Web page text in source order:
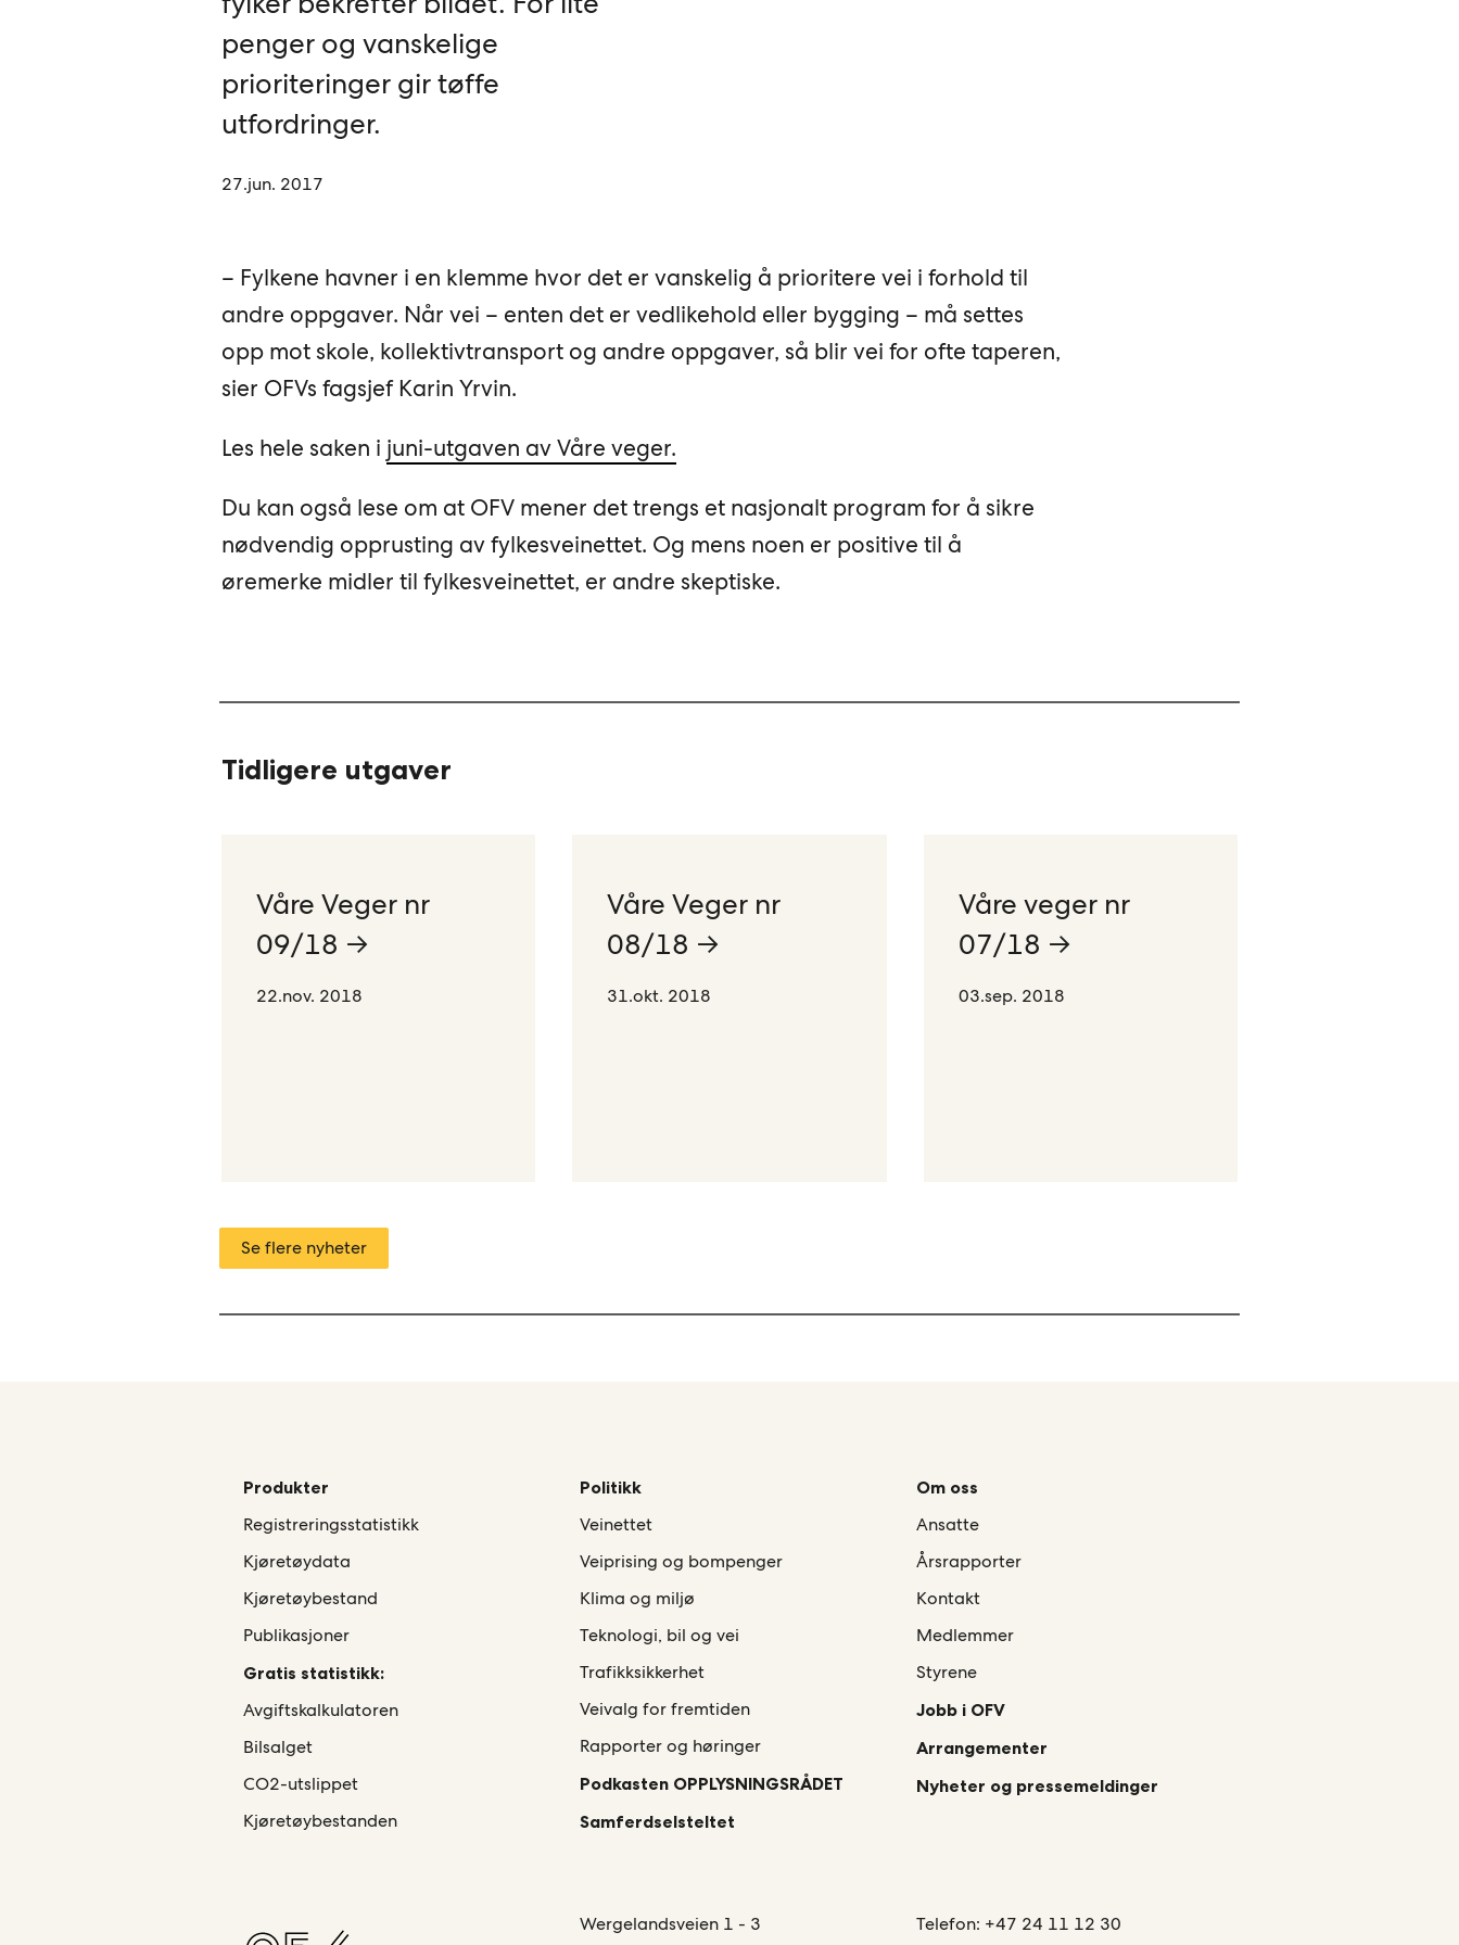
penger og vanskelige
prioriteringer gir tøffe
utfordringer.
27.jun. 2017
– Fylkene havner i en klemme hvor det er vanskelig å prioritere vei i forhold til
andre oppgaver. Når vei – enten det er vedlikehold eller bygging – må settes
opp mot skole, kollektivtransport og andre oppgaver, så blir vei for ofte taperen,
sier OFVs fagsjef Karin Yrvin.
Les hele saken i juni-utgaven av Våre veger.
Du kan også lese om at OFV mener det trengs et nasjonalt program for å sikre
nødvendig opprusting av fylkesveinettet. Og mens noen er positive til å
øremerke midler til fylkesveinettet, er andre skeptiske.
Tidligere utgaver
Våre Veger nr
09/18 →
22.nov. 2018
Våre Veger nr
08/18 →
31.okt. 2018
Våre veger nr
07/18 →
03.sep. 2018
Se flere nyheter
Produkter
Registreringsstatistikk
Kjøretøydata
Kjøretøybestand
Publikasjoner
Gratis statistikk:
Avgiftskalkulatoren
Bilsalget
CO2-utslippet
Kjøretøybestanden
Politikk
Veinettet
Veiprising og bompenger
Klima og miljø
Teknologi, bil og vei
Trafikksikkerhet
Veivalg for fremtiden
Rapporter og høringer
Podkasten OPPLYSNINGSRÅDET
Samferdselsteltet
Om oss
Ansatte
Årsrapporter
Kontakt
Medlemmer
Styrene
Jobb i OFV
Arrangementer
Nyheter og pressemeldinger
Wergelandsveien 1 - 3
Telefon: +47 24 11 12 30